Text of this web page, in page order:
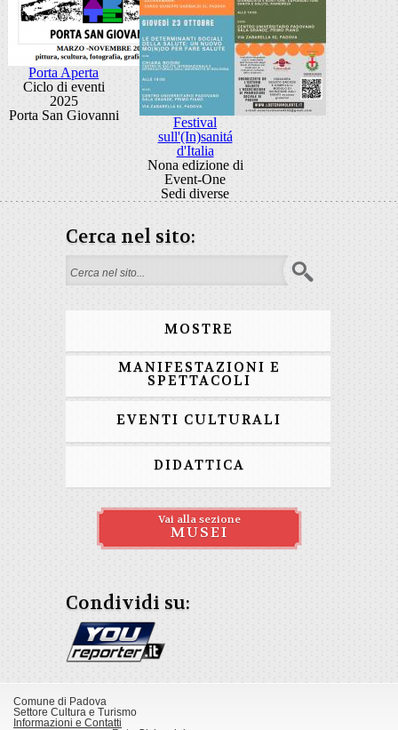
Porta Aperta
Ciclo di eventi
2025
Porta San Giovanni
Festival
sull'(In)sanitá
d'Italia
Nona edizione di
Event-One
Sedi diverse
Cerca nel sito:
Form di ricerca
MOSTRE
MANIFESTAZIONI E
SPETTACOLI
EVENTI CULTURALI
DIDATTICA
Vai alla sezione
MUSEI
Condividi su:
Comune di Padova
Settore Cultura e Turismo
Informazioni e Contatti